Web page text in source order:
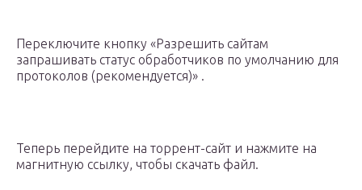
Переключите кнопку «Разрешить сайтам
запрашивать статус обработчиков по умолчанию для
протоколов (рекомендуется)» .
Теперь перейдите на торрент-сайт и нажмите на
магнитную ссылку, чтобы скачать файл.